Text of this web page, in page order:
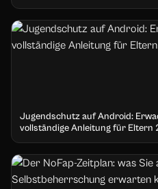
Jugendschutz auf Android:
vollständige Anleitung für Eltern